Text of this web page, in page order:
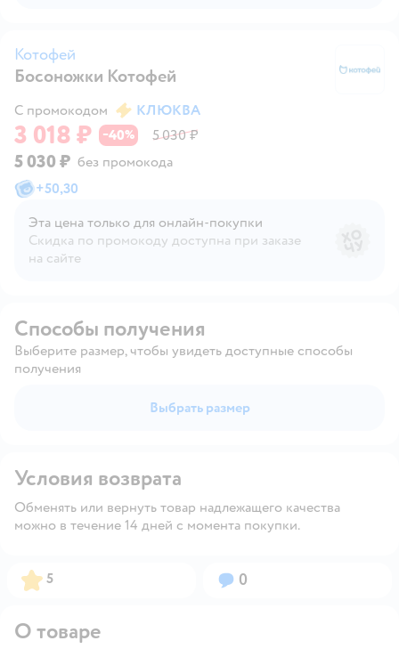
Котофей
Босоножки Котофей
С промокодом
КЛЮКВА
3 018 ₽ −40% 5 030 ₽
5 030 ₽ без промокода
+50,30
Эта цена только для онлайн‑покупки
Скидка по промокоду доступна при заказе
на сайте
Способы получения
Выберите размер, чтобы увидеть доступные способы
получения
Выбрать размер
Условия возврата
Обменять или вернуть товар надлежащего качества
можно в течение 14 дней с момента покупки.
Рейтинг:
5 Вопросов:
0
О товаре